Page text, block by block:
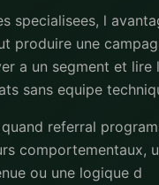
specialisees, l
produire une
a un segment et lire
sans equipe
referral
comportementaux,
ou une logique d